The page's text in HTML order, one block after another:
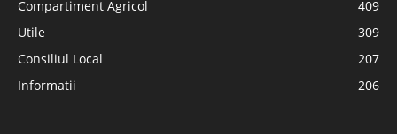
Compartiment Agricol
409
Utile
309
Consiliul Local
207
Informatii
206